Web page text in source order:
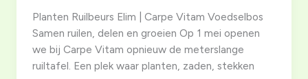
Planten Ruilbeurs Elim | Carpe Vitam Voedselbos
Samen ruilen, delen en groeien Op 1 mei openen
we bij Carpe Vitam opnieuw de meterslange
ruiltafel. Een plek waar planten, zaden, stekken